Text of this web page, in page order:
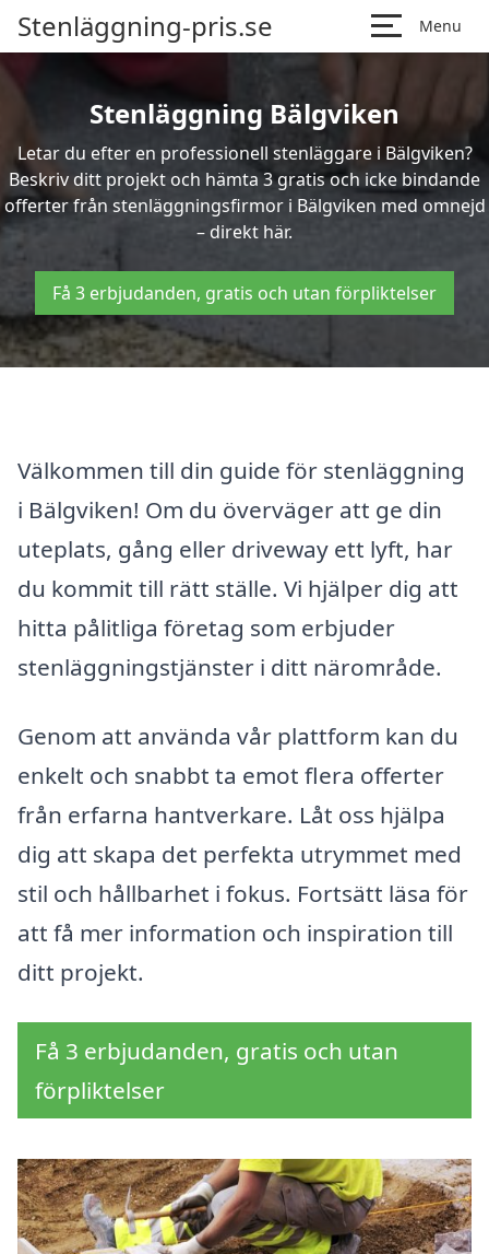
Stenläggning-pris.se Menu
Stenläggning Bälgviken
Letar du efter en professionell stenläggare i Bälgviken?
Beskriv ditt projekt och hämta 3 gratis och icke bindande
offerter från stenläggningsfirmor i Bälgviken med omnejd
– direkt här.
Få 3 erbjudanden, gratis och utan förpliktelser
Välkommen till din guide för stenläggning
i Bälgviken! Om du överväger att ge din
uteplats, gång eller driveway ett lyft, har
du kommit till rätt ställe. Vi hjälper dig att
hitta pålitliga företag som erbjuder
stenläggningstjänster i ditt närområde.
Genom att använda vår plattform kan du
enkelt och snabbt ta emot flera offerter
från erfarna hantverkare. Låt oss hjälpa
dig att skapa det perfekta utrymmet med
stil och hållbarhet i fokus. Fortsätt läsa för
att få mer information och inspiration till
ditt projekt.
Få 3 erbjudanden, gratis och utan
förpliktelser